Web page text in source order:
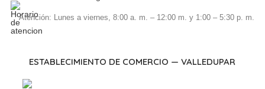
Atención: Lunes a viernes, 8:00 a. m. – 12:00 m. y 1:00 – 5:30 p. m.
ESTABLECIMIENTO DE COMERCIO — VALLEDUPAR